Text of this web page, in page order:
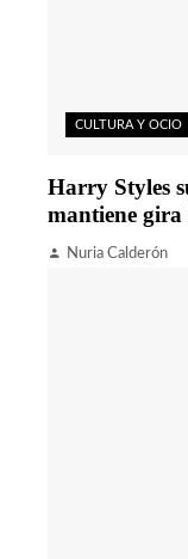
CULTURA Y OCIO
Harry Styles
mantiene
Nuria Calderón